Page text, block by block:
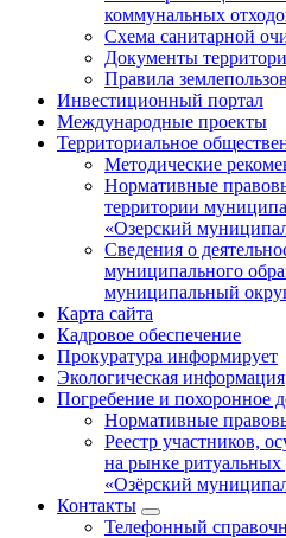
коммунальных
Схема санитарной
Документы
Правила
Инвестиционный портал
Международные проекты
Территориальное
Методические
Нормативные
территории
«Озерский
Сведения о
муниципального
муниципальный
Карта сайта
Кадровое обеспечение
Прокуратура информирует
Экологическая информация
Погребение и похоронное
Нормативные
Реестр участников,
на рынке
«Озёрский
Контакты
Телефонный